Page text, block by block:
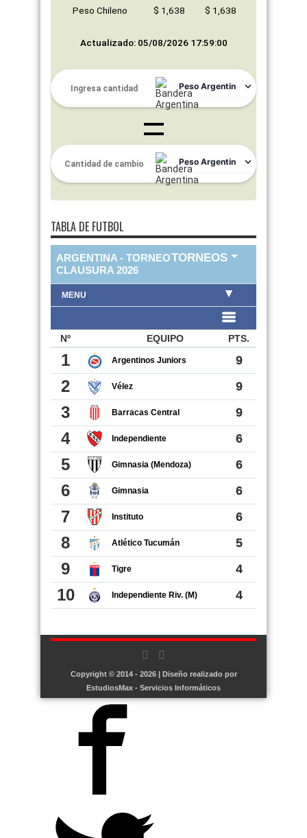
Peso Chileno $ 1,638 $ 1,638
Actualizado: 05/08/2026 17:59:00
TABLA DE FUTBOL
Copyright © 2014 - 2026 | Diseño realizado por
EstudiosMax - Servicios Informáticos